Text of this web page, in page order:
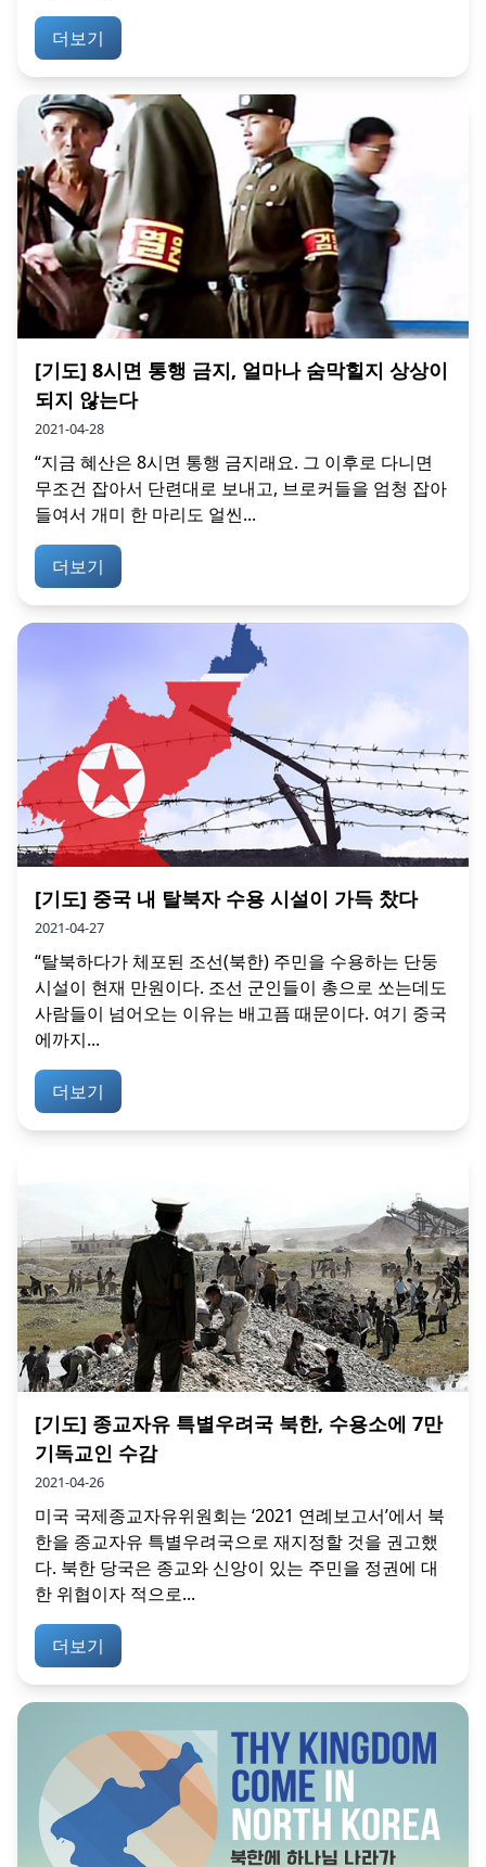
더보기
[기도] 8시면 통행 금지, 얼마나 숨막힐지 상상이
되지 않는다
2021-04-28
“지금 혜산은 8시면 통행 금지래요. 그 이후로 다니면
무조건 잡아서 단련대로 보내고, 브로커들을 엄청 잡아
들여서 개미 한 마리도 얼씬...
더보기
[기도] 중국 내 탈북자 수용 시설이 가득 찼다
2021-04-27
“탈북하다가 체포된 조선(북한) 주민을 수용하는 단둥
시설이 현재 만원이다. 조선 군인들이 총으로 쏘는데도
사람들이 넘어오는 이유는 배고픔 때문이다. 여기 중국
에까지...
더보기
[기도] 종교자유 특별우려국 북한, 수용소에 7만
기독교인 수감
2021-04-26
미국 국제종교자유위원회는 ‘2021 연례보고서’에서 북
한을 종교자유 특별우려국으로 재지정할 것을 권고했
다. 북한 당국은 종교와 신앙이 있는 주민을 정권에 대
한 위협이자 적으로...
더보기